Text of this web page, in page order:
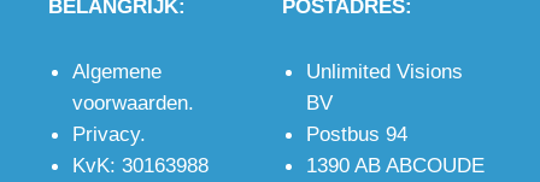
BELANGRIJK:
Algemene
voorwaarden.
Privacy.
KvK: 30163988
POSTADRES:
Unlimited Visions
BV
Postbus 94
1390 AB ABCOUDE